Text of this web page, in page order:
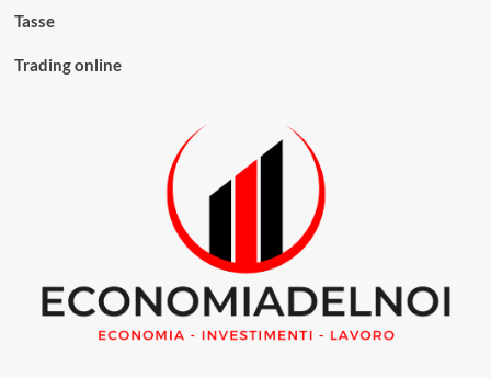
Tasse
Trading online